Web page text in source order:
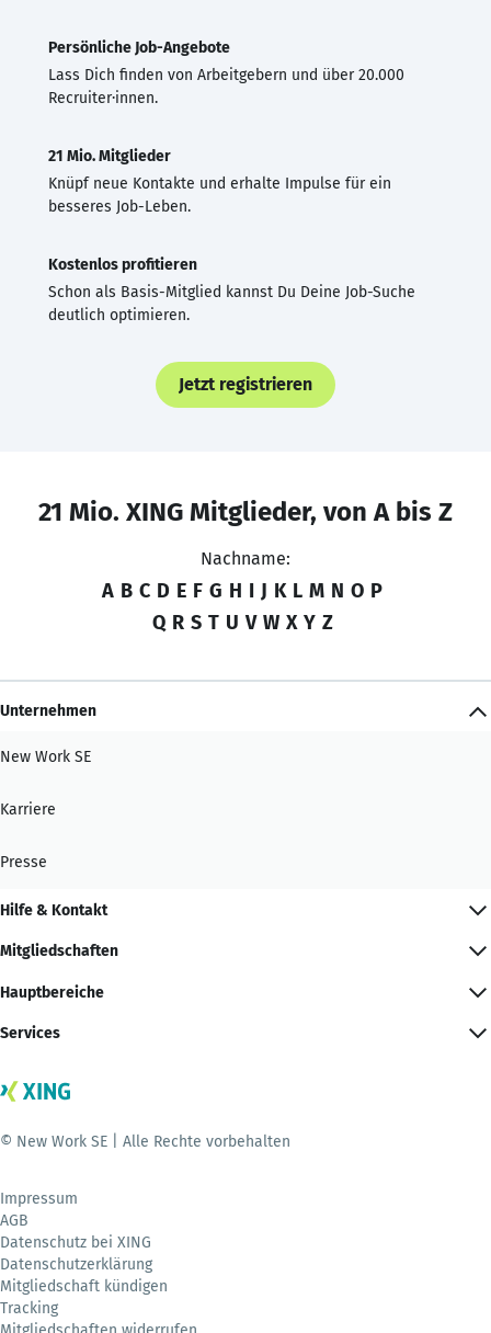
Persönliche Job-Angebote
Lass Dich finden von Arbeitgebern und über 20.000
Recruiter·innen.
21 Mio. Mitglieder
Knüpf neue Kontakte und erhalte Impulse für ein
besseres Job-Leben.
Kostenlos profitieren
Schon als Basis-Mitglied kannst Du Deine Job-Suche
deutlich optimieren.
Jetzt registrieren
21 Mio. XING Mitglieder, von A bis Z
Nachname:
A B C D E F G H I J K L M N O P
Q R S T U V W X Y Z
Unternehmen
New Work SE
Karriere
Presse
Hilfe & Kontakt
Mitgliedschaften
Hauptbereiche
Services
© New Work SE | Alle Rechte vorbehalten
Impressum
AGB
Datenschutz bei XING
Datenschutzerklärung
Mitgliedschaft kündigen
Tracking